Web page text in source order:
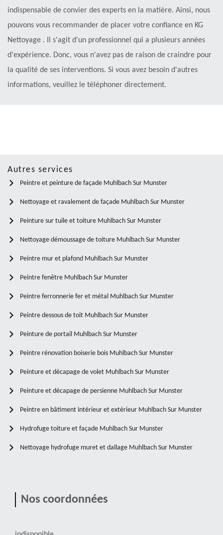
indispensable de convier des experts en la matière. Ainsi, nous
pouvons vous recommander de placer votre confiance en KG
Nettoyage . Il s'agit d'un professionnel qui a plusieurs années
d'expérience. Donc, vous n'avez pas de raison de craindre pour
la qualité de ses interventions. Si vous avez besoin d'autres
informations, veuillez le téléphoner directement.
Autres services
Peintre et peinture de façade Muhlbach Sur Munster
Nettoyage et ravalement de façade Muhlbach Sur Munster
Peinture sur tuile et toiture Muhlbach Sur Munster
Nettoyage démoussage de toiture Muhlbach Sur Munster
Peintre mur et plafond Muhlbach Sur Munster
Peintre fenêtre Muhlbach Sur Munster
Peintre ferronnerie fer et métal Muhlbach Sur Munster
Peintre dessous de toit Muhlbach Sur Munster
Peinture de portail Muhlbach Sur Munster
Peintre rénovation boiserie bois Muhlbach Sur Munster
Peinture et décapage de volet Muhlbach Sur Munster
Peinture et décapage de persienne Muhlbach Sur Munster
Peintre en bâtiment intérieur et extérieur Muhlbach Sur Munster
Hydrofuge toiture et façade Muhlbach Sur Munster
Nettoyage hydrofuge muret et dallage Muhlbach Sur Munster
Nos coordonnées